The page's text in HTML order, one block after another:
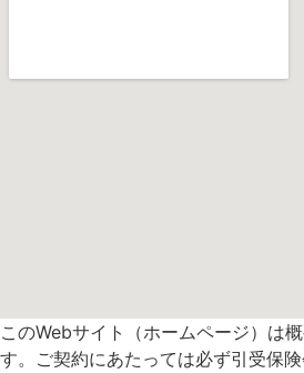
このWebサイト（ホームページ）は
す。ご契約にあたっては必ず引受保